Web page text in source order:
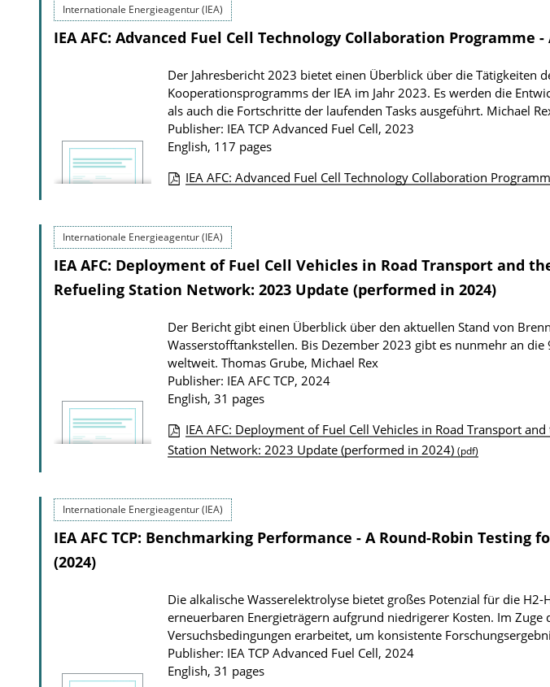
Internationale Energieagentur (IEA)
IEA AFC: Advanced Fuel Cell Technology Collaboration Programme
Der Jahresbericht 2023 bietet einen Überblick über die Tätigkeiten
Kooperationsprogramms der IEA im Jahr 2023. Es werden die
als auch die Fortschritte der laufenden Tasks ausgeführt. Michael
Publisher: IEA TCP Advanced Fuel Cell, 2023
English, 117 pages
b
l
i
a
t
i
o
n
D
n
l
d
s
IEA AFC: Advanced Fuel Cell Technology Collaboration
Internationale Energieagentur (IEA)
IEA AFC: Deployment of Fuel Cell Vehicles in Road Transport and
Refueling Station Network: 2023 Update (performed in 2024)
Der Bericht gibt einen Überblick über den aktuellen Stand von
Wasserstofftankstellen. Bis Dezember 2023 gibt es nunmehr an die
weltweit. Thomas Grube, Michael Rex
Publisher: IEA AFC TCP, 2024
English, 31 pages
P
b
l
i
t
i
o
n
IEA AFC: Deployment of Fuel Cell Vehicles in Road Transport
Station Network: 2023 Update (performed in 2024) (pdf)
Internationale Energieagentur (IEA)
IEA AFC TCP: Benchmarking Performance - A Round-Robin
(2024)
Die alkalische Wasserelektrolyse bietet großes Potenzial für die
erneuerbaren Energieträgern aufgrund niedrigerer Kosten. Im
Versuchsbedingungen erarbeitet, um konsistente
Publisher: IEA TCP Advanced Fuel Cell, 2024
English, 31 pages